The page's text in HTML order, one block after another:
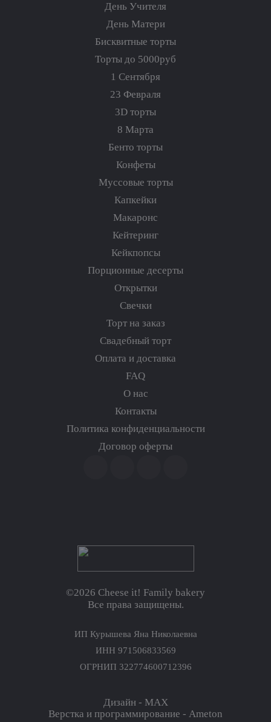
©2026 Cheese it! Family bakery
Все права защищены.
ИП Курышева Яна Николаевна
ИНН 971506833569
ОГРНИП 322774600712396
День Учителя
День Матери
Бисквитные торты
Торты до 5000руб
1 Сентября
23 Февраля
3D торты
8 Марта
Бенто торты
Конфеты
Муссовые торты
Капкейки
Макаронс
Кейтеринг
Кейкпопсы
Порционные десерты
Открытки
Свечки
Торт на заказ
Свадебный торт
Оплата и доставка
FAQ
О нас
Контакты
Политика конфиденциальности
Договор оферты
Дизайн - MAX
Верстка и программирование - Ameton